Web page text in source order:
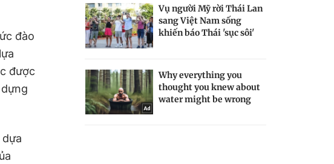
đào
được